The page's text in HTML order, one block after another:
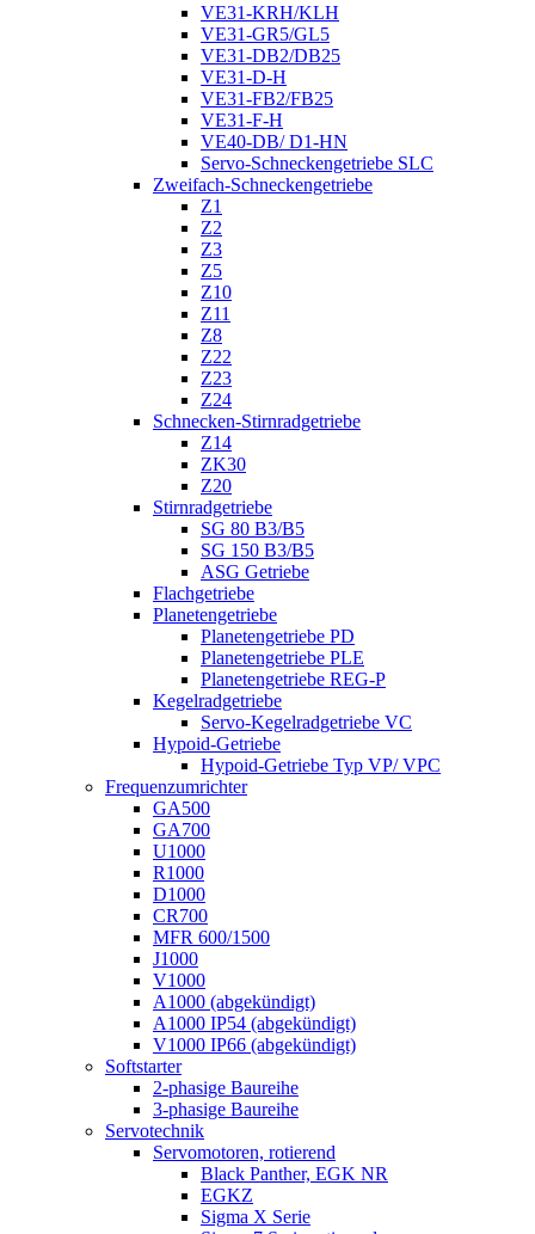
VE31-KRH/KLH
VE31-GR5/GL5
VE31-DB2/DB25
VE31-D-H
VE31-FB2/FB25
VE31-F-H
VE40-DB/ D1-HN
Servo-Schneckengetriebe SLC
Zweifach-Schneckengetriebe
Z1
Z2
Z3
Z5
Z10
Z11
Z8
Z22
Z23
Z24
Schnecken-Stirnradgetriebe
Z14
ZK30
Z20
Stirnradgetriebe
SG 80 B3/B5
SG 150 B3/B5
ASG Getriebe
Flachgetriebe
Planetengetriebe
Planetengetriebe PD
Planetengetriebe PLE
Planetengetriebe REG-P
Kegelradgetriebe
Servo-Kegelradgetriebe VC
Hypoid-Getriebe
Hypoid-Getriebe Typ VP/ VPC
Frequenzumrichter
GA500
GA700
U1000
R1000
D1000
CR700
MFR 600/1500
J1000
V1000
A1000 (abgekündigt)
A1000 IP54 (abgekündigt)
V1000 IP66 (abgekündigt)
Softstarter
2-phasige Baureihe
3-phasige Baureihe
Servotechnik
Servomotoren, rotierend
Black Panther, EGK NR
EGKZ
Sigma X Serie